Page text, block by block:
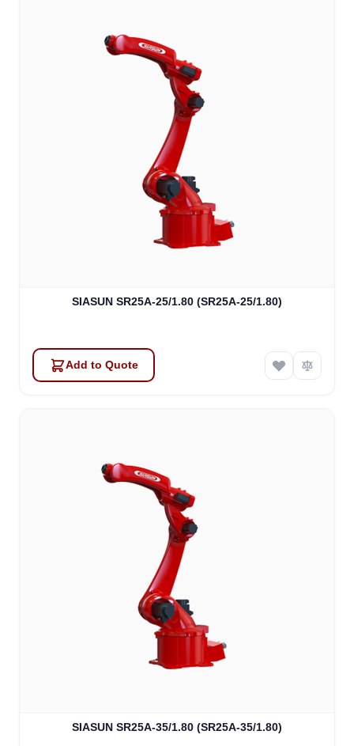
SIASUN SR25A-25/1.80 (SR25A-25/1.80)
Add to Quote
SIASUN SR25A-35/1.80 (SR25A-35/1.80)